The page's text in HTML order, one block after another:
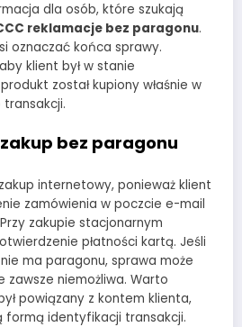
dla osób, które szukają
reklamacje bez paragonu.
oznaczać końca sprawy.
klient był w stanie
został kupiony właśnie w
transakcji.
bez paragonu
internetowy, ponieważ klient
zamówienia w poczcie e-mail
zakupie stacjonarnym
płatności kartą. Jeśli
ma paragonu, sprawa może
zawsze niemożliwa. Warto
powiązany z kontem klienta,
formą identyfikacji transakcji.